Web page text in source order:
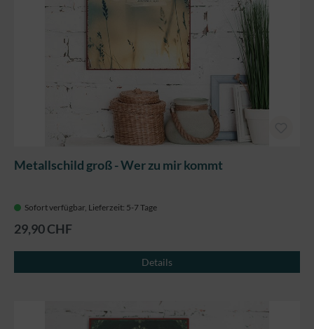
Metallschild groß - Wer zu mir kommt
Sofort verfügbar, Lieferzeit: 5-7 Tage
29,90 CHF
Details